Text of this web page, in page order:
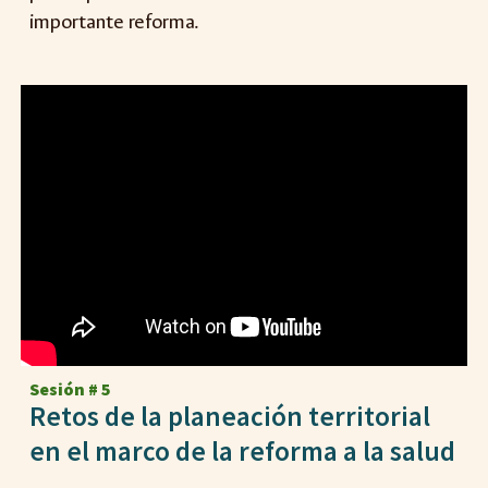
importante reforma.
Sesión #5
Retos de la planeación territorial
en el marco de la reforma a la salud